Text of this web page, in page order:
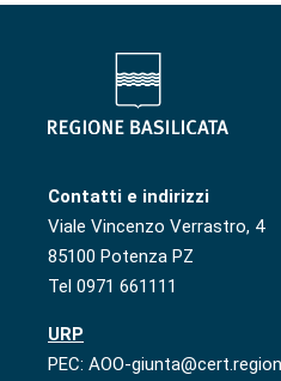
Contatti e indirizzi
Viale Vincenzo Verrastro, 4
85100 Potenza PZ
Tel 0971 661111
URP
PEC: AOO-